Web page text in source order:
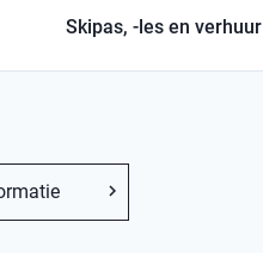
Skipas, -les en verhuur